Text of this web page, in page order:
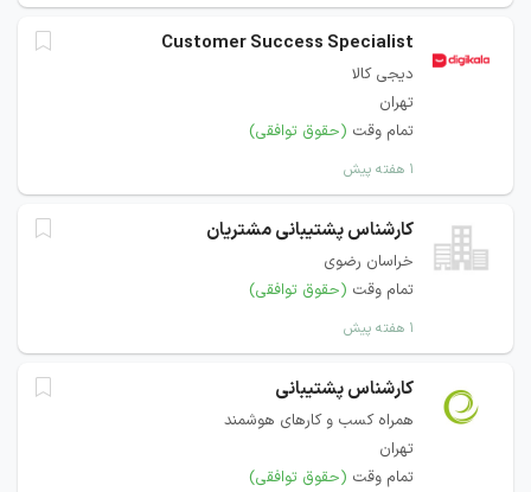
Customer Success Specialist
دیجی کالا
تهران
تمام وقت (حقوق توافقی)
۱ هفته پیش
کارشناس پشتیبانی مشتریان
خراسان رضوی
تمام وقت (حقوق توافقی)
۱ هفته پیش
کارشناس پشتیبانی
همراه کسب و کارهای هوشمند
تهران
تمام وقت (حقوق توافقی)